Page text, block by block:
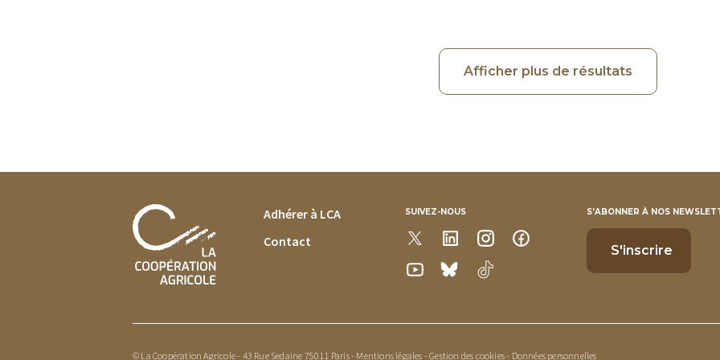
Afficher plus de résultats
FOOTER MENU
Adhérer à LCA
Contact
SUIVEZ-NOUS S’ABONNER À NOS
© La Coopération Agricole - 43 Rue Sedaine 75011 Paris - Mentions légales -Gestion des cookies- Données personnelles